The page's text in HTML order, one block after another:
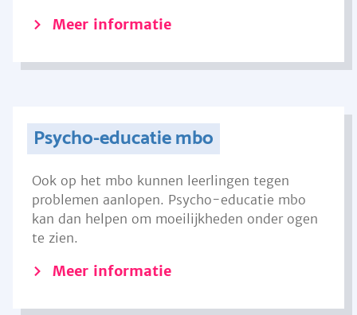
Meer informatie
Psycho-educatie mbo
Ook op het mbo kunnen leerlingen tegen
problemen aanlopen. Psycho-educatie mbo
kan dan helpen om moeilijkheden onder ogen
te zien.
Meer informatie